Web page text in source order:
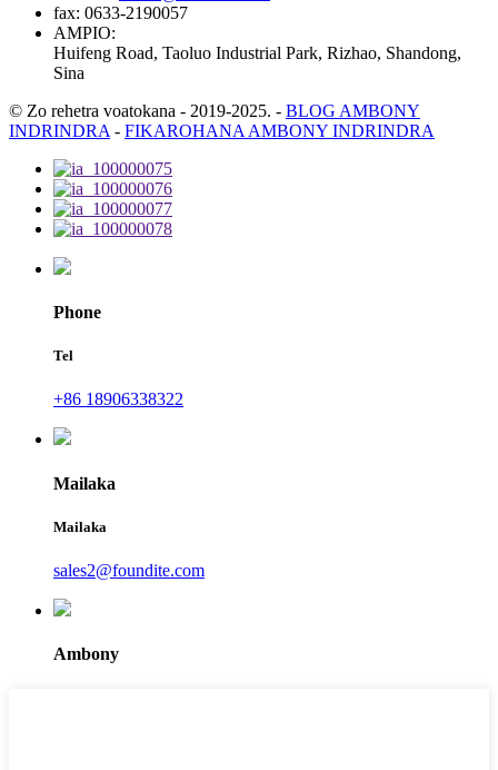
fax: 0633-2190057
AMPIO:
Huifeng Road, Taoluo Industrial Park, Rizhao, Shandong,
Sina
© Zo rehetra voatokana - 2019-2025. - BLOG AMBONY
INDRINDRA - FIKAROHANA AMBONY INDRINDRA
Phone
Tel
+86 18906338322
Mailaka
Mailaka
sales2@foundite.com
Ambony